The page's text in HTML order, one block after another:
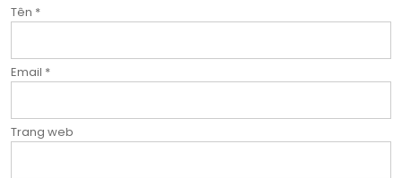
Tên *
Email *
Trang web